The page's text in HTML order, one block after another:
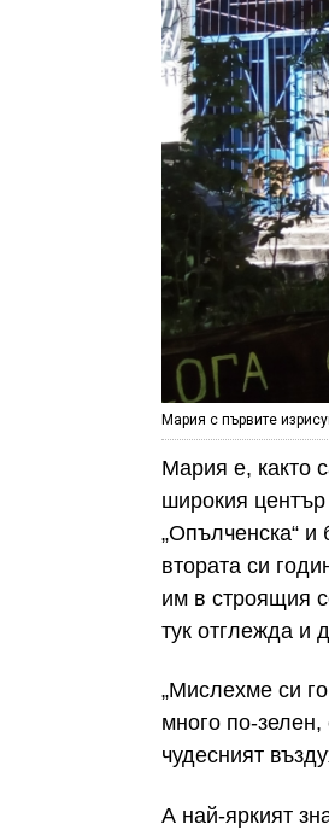
Мария с първите
Мария е, както
широкия
„Опълченска“
втората си
им в строящия
тук отглежда и
„Мислехме си
много по-
чудесният
А най-яркият